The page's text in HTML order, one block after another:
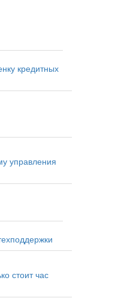
кредитных
управления
стоит час